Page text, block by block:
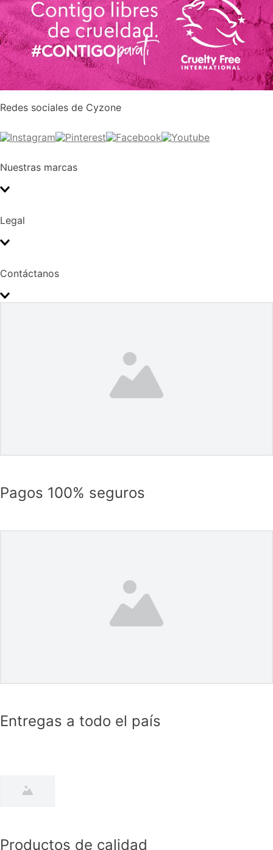
Redes sociales de Cyzone
Nuestras marcas
Legal
Contáctanos
Pagos 100% seguros
Entregas a todo el país
Productos de calidad